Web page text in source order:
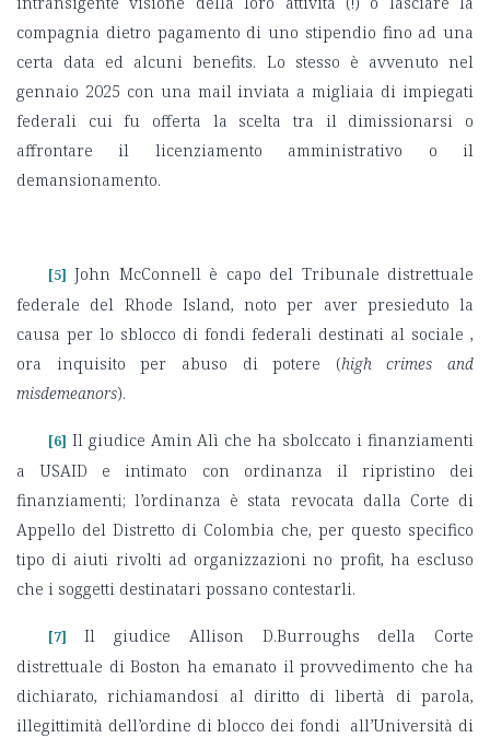
compagnia dietro pagamento di uno stipendio fino ad una
certa data ed alcuni benefits. Lo stesso è avvenuto nel
gennaio 2025 con una mail inviata a migliaia di impiegati
federali cui fu offerta la scelta tra il dimissionarsi o
affrontare il licenziamento amministrativo o il
demansionamento.
[5] John McConnell è capo del Tribunale distrettuale
federale del Rhode Island, noto per aver presieduto la
causa per lo sblocco di fondi federali destinati al sociale ,
ora inquisito per abuso di potere (high crimes and
misdemeanors).
[6] Il giudice Amin Alì che ha sbolccato i finanziamenti
a USAID e intimato con ordinanza il ripristino dei
finanziamenti; l’ordinanza è stata revocata dalla Corte di
Appello del Distretto di Colombia che, per questo specifico
tipo di aiuti rivolti ad organizzazioni no profit, ha escluso
che i soggetti destinatari possano contestarli.
[7] Il giudice Allison D.Burroughs della Corte
distrettuale di Boston ha emanato il provvedimento che ha
dichiarato, richiamandosi al diritto di libertà di parola,
illegittimità dell’ordine di blocco dei fondi all’Università di